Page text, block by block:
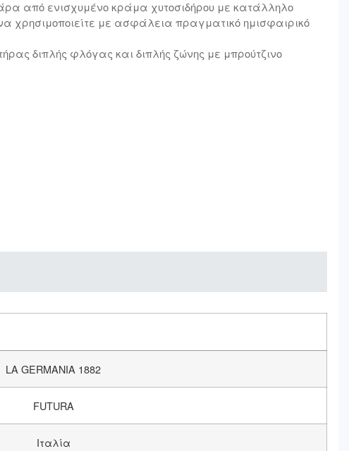
από ενισχυμένο κράμα χυτοσιδήρου με κατάλληλο
χρησιμοποιείτε με ασφάλεια πραγματικό ημισφαιρικό
διπλής φλόγας και διπλής ζώνης με μπρούτζινο
LA GERMANIA 1882
FUTURA
Ιταλία